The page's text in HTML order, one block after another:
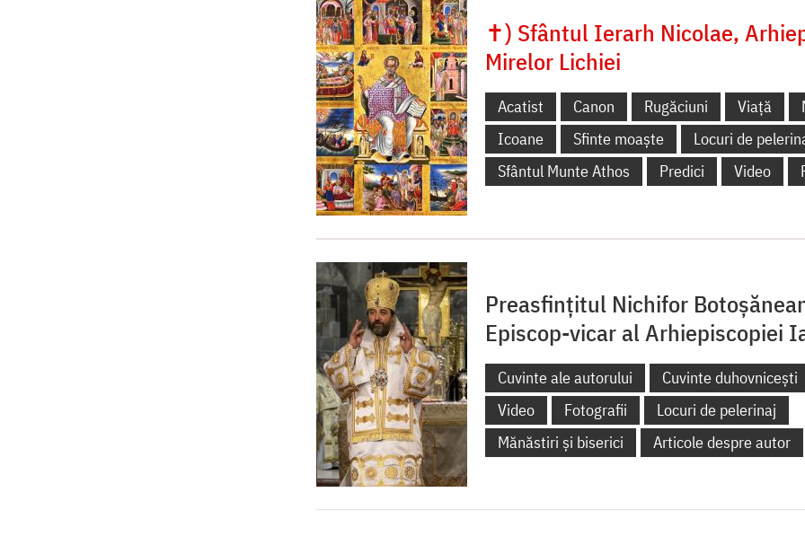
✝) Sfântul Ierarh Nicolae,
Mirelor Lichiei
Acatist Canon Rugăciuni Viață
Icoane
Sfinte moaște
Locuri de
Sfântul Munte Athos
Predici Video
Preasfințitul Nichifor
Episcop-vicar al Arhiepiscopiei
Cuvinte ale autorului Cuvinte duhovnicești
Video
Fotografii
Locuri de pelerinaj
Mănăstiri și biserici
Articole despre autor